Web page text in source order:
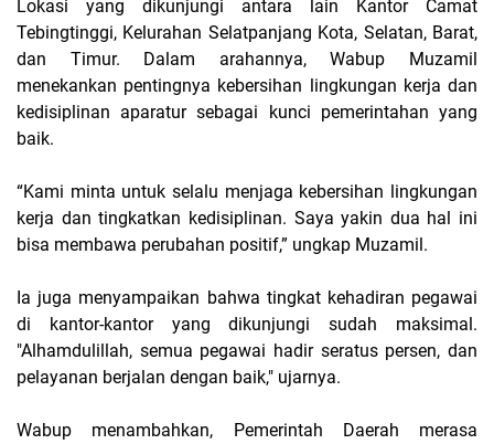
Lokasi yang dikunjungi antara lain Kantor Camat
Tebingtinggi, Kelurahan Selatpanjang Kota, Selatan, Barat,
dan Timur. Dalam arahannya, Wabup Muzamil
menekankan pentingnya kebersihan lingkungan kerja dan
kedisiplinan aparatur sebagai kunci pemerintahan yang
baik.
“Kami minta untuk selalu menjaga kebersihan lingkungan
kerja dan tingkatkan kedisiplinan. Saya yakin dua hal ini
bisa membawa perubahan positif,” ungkap Muzamil.
Ia juga menyampaikan bahwa tingkat kehadiran pegawai
di kantor-kantor yang dikunjungi sudah maksimal.
"Alhamdulillah, semua pegawai hadir seratus persen, dan
pelayanan berjalan dengan baik," ujarnya.
Wabup menambahkan, Pemerintah Daerah merasa